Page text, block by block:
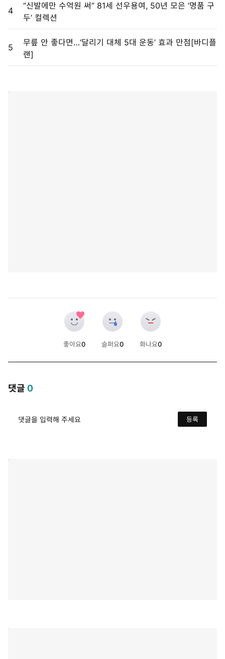
4
“신발에만 수억원 써” 81세 선우용여, 50년 모은 ‘명품 구
두’ 컬렉션
5
무릎 안 좋다면…‘달리기 대체 5대 운동’ 효과 만점[바디플
랜]
좋아요0
슬퍼요0
화나요0
댓글 0
댓글을 입력해 주세요 등록